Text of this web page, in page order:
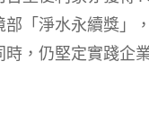
「淨水永續獎」
，仍堅定實踐企